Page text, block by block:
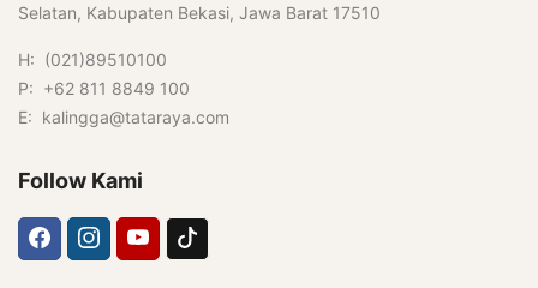
Selatan, Kabupaten Bekasi, Jawa Barat 17510
H: (021)89510100
P: +62 811 8849 100
E: kalingga@tataraya.com
Follow Kami